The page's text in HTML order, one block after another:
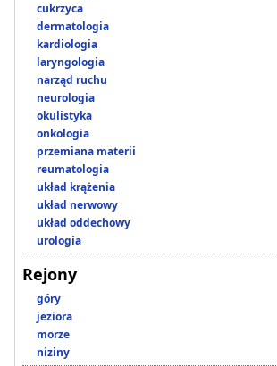
cukrzyca
dermatologia
kardiologia
laryngologia
narząd ruchu
neurologia
okulistyka
onkologia
przemiana materii
reumatologia
układ krążenia
układ nerwowy
układ oddechowy
urologia
Rejony
góry
jeziora
morze
niziny